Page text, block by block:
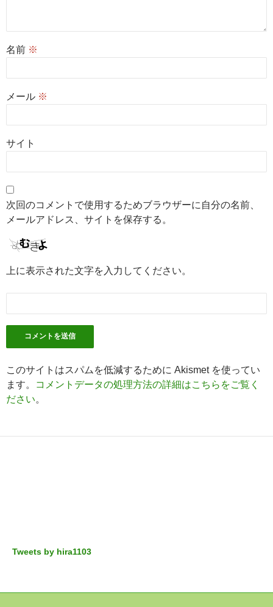
名前 ※
メール ※
サイト
次回のコメントで使用するためブラウザーに自分の名前、
メールアドレス、サイトを保存する。
上に表示された文字を入力してください。
このサイトはスパムを低減するために Akismet を使ってい
ます。
コメントデータの処理方法の詳細はこちらをご覧く
ださい。
Tweets by hira1103